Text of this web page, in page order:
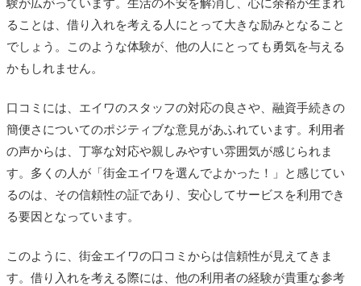
験が広がっています。生活の不安を解消し、心に余裕が生まれ
ることは、借り入れを考える人にとって大きな励みとなること
でしょう。このような体験が、他の人にとっても勇気を与える
かもしれません。
口コミには、エイワのスタッフの対応の良さや、融資手続きの
簡便さについてのポジティブな意見があふれています。利用者
の声からは、丁寧な対応や親しみやすい雰囲気が感じられま
す。多くの人が「街金エイワを選んでよかった！」と感じてい
るのは、その信頼性の証であり、安心してサービスを利用でき
る要因となっています。
このように、街金エイワの口コミからは信頼性が見えてきま
す。借り入れを考える際には、他の利用者の経験が貴重な参考